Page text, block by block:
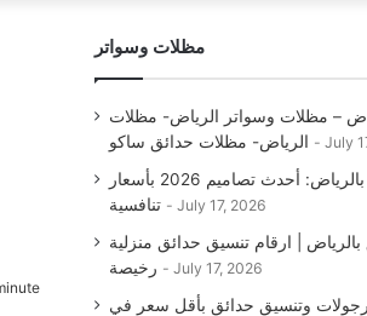
مظلات وسواتر
– مظلات وسواتر الرياض- مظلات
الرياض- مظلات حدائق ساكو
July
مظلات الدرعية بالرياض: أحدث تصاميم 2026 بأسعار
تنافسية
July 17, 2026
| ارقام تنسيق حدائق منزلية
رخيصة
July 17, 2026
وتنسيق حدائق بأقل سعر في